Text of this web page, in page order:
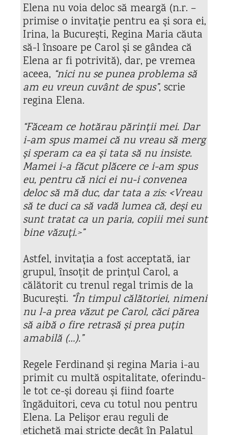
Elena nu voia deloc să meargă (n.r. –
primise o invitație pentru ea și sora ei,
Irina, la București, Regina Maria căuta
să-l însoare pe Carol și se gândea că
Elena ar fi potrivită), dar, pe vremea
aceea, “nici nu se punea problema să
am eu vreun cuvânt de spus”, scrie
regina Elena.
“Făceam ce hotărau părinții mei. Dar
i-am spus mamei că nu vreau să merg
și speram ca ea și tata să nu insiste.
Mamei i-a făcut plăcere ce i-am spus
eu, pentru că nici ei nu-i convenea
deloc să mă duc, dar tata a zis: <Vreau
să te duci ca să vadă lumea că, deși eu
sunt tratat ca un paria, copiii mei sunt
bine văzuți.>”
Astfel, invitația a fost acceptată, iar
grupul, însoțit de prințul Carol, a
călătorit cu trenul regal trimis de la
București. “În timpul călătoriei, nimeni
nu l-a prea văzut pe Carol, căci părea
să aibă o fire retrasă și prea puțin
amabilă (…).”
Regele Ferdinand și regina Maria i-au
primit cu multă ospitalitate, oferindu-
le tot ce-și doreau și fiind foarte
îngăduitori, ceva cu totul nou pentru
Elena. La Pelișor erau reguli de
etichetă mai stricte decât în Palatul